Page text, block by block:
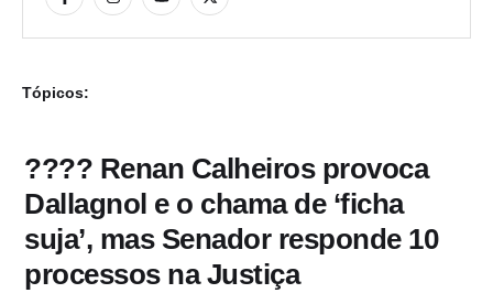
Tópicos:
???? Renan Calheiros provoca
Dallagnol e o chama de ‘ficha
suja’, mas Senador responde 10
processos na Justiça